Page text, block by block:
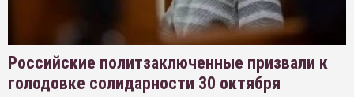
Российские политзаключенные призвали к
голодовке солидарности 30 октября